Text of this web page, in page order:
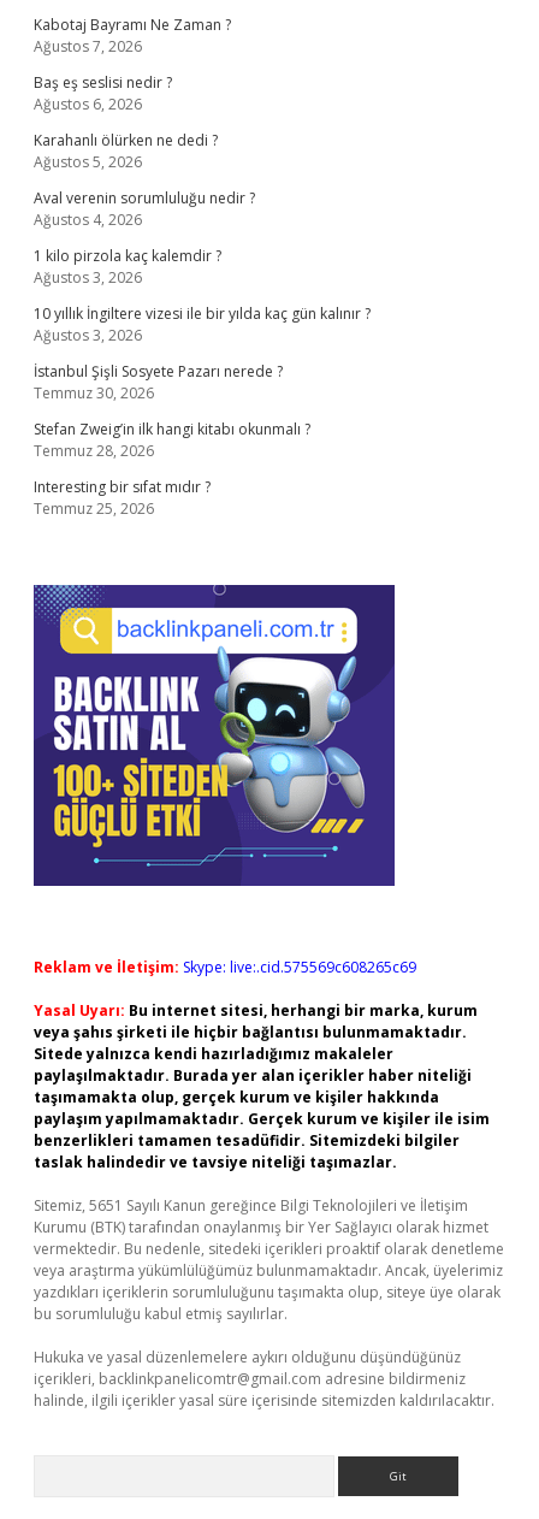
Kabotaj Bayramı Ne Zaman ?
Ağustos 7, 2026
Baş eş seslisi nedir ?
Ağustos 6, 2026
Karahanlı ölürken ne dedi ?
Ağustos 5, 2026
Aval verenin sorumluluğu nedir ?
Ağustos 4, 2026
1 kilo pirzola kaç kalemdir ?
Ağustos 3, 2026
10 yıllık İngiltere vizesi ile bir yılda kaç gün kalınır ?
Ağustos 3, 2026
İstanbul Şişli Sosyete Pazarı nerede ?
Temmuz 30, 2026
Stefan Zweig’in ilk hangi kitabı okunmalı ?
Temmuz 28, 2026
Interesting bir sıfat mıdır ?
Temmuz 25, 2026
Reklam ve İletişim: Skype: live:.cid.575569c608265c69
Yasal Uyarı: Bu internet sitesi, herhangi bir marka, kurum
veya şahıs şirketi ile hiçbir bağlantısı bulunmamaktadır.
Sitede yalnızca kendi hazırladığımız makaleler
paylaşılmaktadır. Burada yer alan içerikler haber niteliği
taşımamakta olup, gerçek kurum ve kişiler hakkında
paylaşım yapılmamaktadır. Gerçek kurum ve kişiler ile isim
benzerlikleri tamamen tesadüfidir. Sitemizdeki bilgiler
taslak halindedir ve tavsiye niteliği taşımazlar.
Sitemiz, 5651 Sayılı Kanun gereğince Bilgi Teknolojileri ve İletişim
Kurumu (BTK) tarafından onaylanmış bir Yer Sağlayıcı olarak hizmet
vermektedir. Bu nedenle, sitedeki içerikleri proaktif olarak denetleme
veya araştırma yükümlülüğümüz bulunmamaktadır. Ancak, üyelerimiz
yazdıkları içeriklerin sorumluluğunu taşımakta olup, siteye üye olarak
bu sorumluluğu kabul etmiş sayılırlar.
Hukuka ve yasal düzenlemelere aykırı olduğunu düşündüğünüz
içerikleri, backlinkpanelicomtr@gmail.com adresine bildirmeniz
halinde, ilgili içerikler yasal süre içerisinde sitemizden kaldırılacaktır.